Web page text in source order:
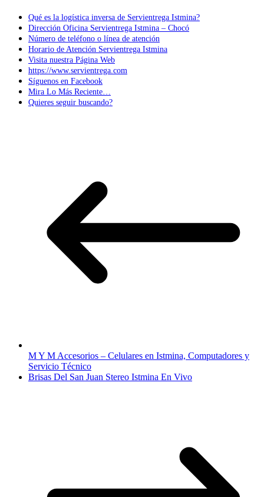
Qué es la logística inversa de Servientrega Istmina?
Dirección Oficina Servientrega Istmina – Chocó
Número de teléfono o línea de atención
Horario de Atención Servientrega Istmina
Visita nuestra Página Web
https://www.servientrega.com
Síguenos en Facebook
Mira Lo Más Reciente…
Quieres seguir buscando?
M Y M Accesorios – Celulares en Istmina, Computadores y
Servicio Técnico
Brisas Del San Juan Stereo Istmina En Vivo